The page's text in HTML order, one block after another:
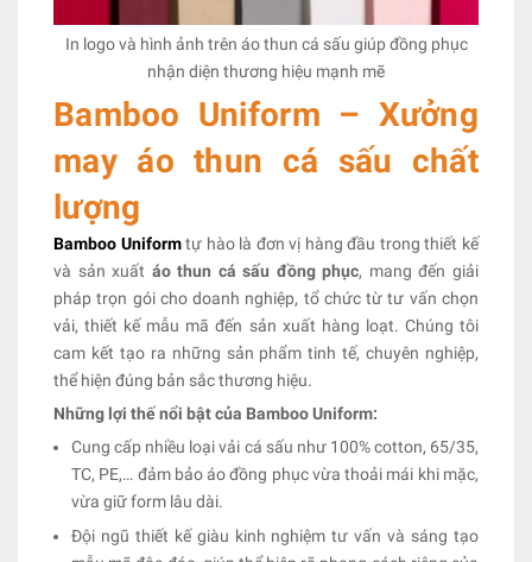
In logo và hình ảnh trên áo thun cá sấu giúp đồng phục
nhận diện thương hiệu mạnh mẽ
Bamboo Uniform – Xưởng
may áo thun cá sấu chất
lượng
Bamboo Uniformtự hào là đơn vị hàng đầu trong thiết kế
và sản xuất áo thun cá sấu đồng phục, mang đến giải
pháp trọn gói cho doanh nghiệp, tổ chức từ tư vấn chọn
vải, thiết kế mẫu mã đến sản xuất hàng loạt. Chúng tôi
cam kết tạo ra những sản phẩm tinh tế, chuyên nghiệp,
thể hiện đúng bản sắc thương hiệu.
Những lợi thế nổi bật của Bamboo Uniform:
Cung cấp nhiều loại vải cá sấu như 100% cotton, 65/35,
TC, PE,… đảm bảo áo đồng phục vừa thoải mái khi mặc,
vừa giữ form lâu dài.
Đội ngũ thiết kế giàu kinh nghiệm tư vấn và sáng tạo